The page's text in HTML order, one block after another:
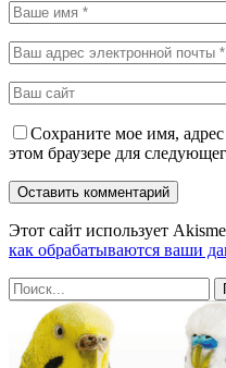
Сохраните мое имя,
этом браузере для
Этот сайт использует
как обрабатываются ваши